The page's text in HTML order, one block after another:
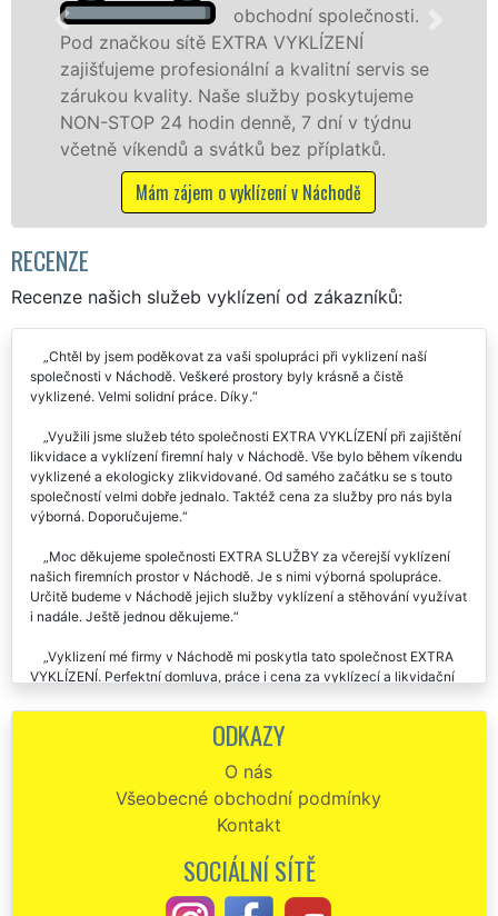
obchodní společnosti.
EXTRA VYKLÍZENÍ
a kvalitní servis se
služby poskytujeme
denně, 7 dní v týdnu
svátků bez příplatků.
o vyklízení v Náchodě
v Náchodě a
jak fyzickým, tak
zárukou kvalitně
STOP bez dalších
RECENZE
Recenze našich služeb vyklízení od zákazníků:
Chtěl by jsem poděkovat za vaši spolupráci při vyklizení naší
společnosti v Náchodě. Veškeré prostory byly krásně a čistě
vyklizené. Velmi solidní práce. Díky.
Využili jsme služeb této společnosti EXTRA VYKLÍZENÍ při zajištění
likvidace a vyklízení firemní haly v Náchodě. Vše bylo během víkendu
vyklizené a ekologicky zlikvidované. Od samého začátku se s touto
společností velmi dobře jednalo. Taktéž cena za služby pro nás byla
výborná. Doporučujeme.
Moc děkujeme společnosti EXTRA SLUŽBY za včerejší vyklízení
našich firemních prostor v Náchodě. Je s nimi výborná spolupráce.
Určitě budeme v Náchodě jejich služby vyklízení a stěhování využívat
i nadále. Ještě jednou děkujeme.
Vyklizení mé firmy v Náchodě mi poskytla tato společnost EXTRA
VYKLÍZENÍ. Perfektní domluva, práce i cena za vyklízecí a likvidační
Ke spolupráci s touto společností můžu napsat pouze klady.
zajišťovali kompletní vyklizení firmy. Skutečně není co vytknout. Celá
organizace vyklízení probíhala na jedničku. Určitě doporučuji využívat
ODKAZY
O nás
Všeobecné obchodní podmínky
Kontakt
SOCIÁLNÍ SÍTĚ